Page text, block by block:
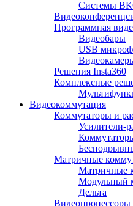
Системы
Программная
Видеобары
USB
Решения Insta360
Комплексные
Видеокоммутация
Коммутаторы и
Усилители-
Матричные
Матричные
Модульный
Дельта
Видеопроцессоры